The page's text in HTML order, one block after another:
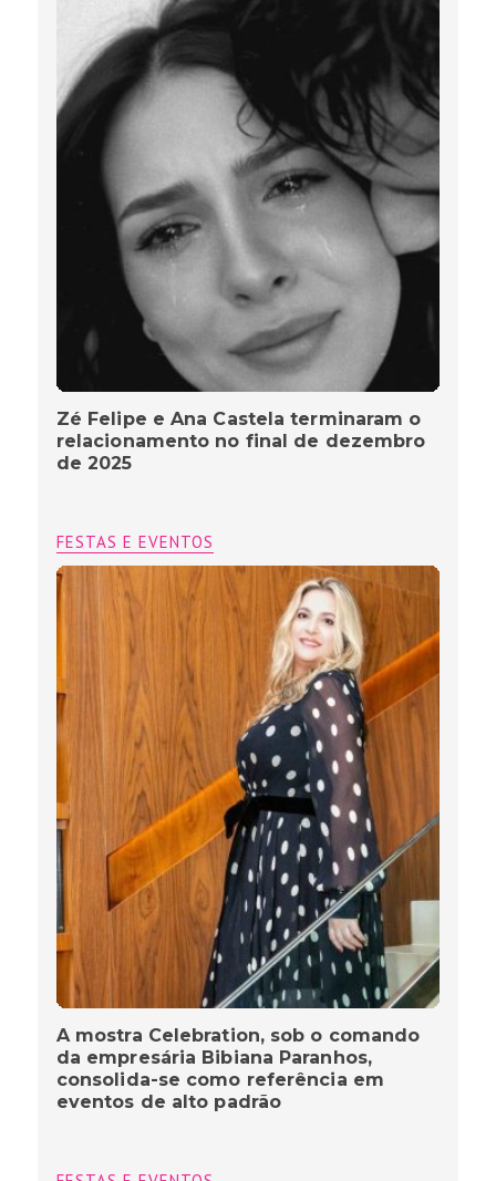
Zé Felipe e Ana Castela terminaram o
relacionamento no final de dezembro
de 2025
FESTAS E EVENTOS
A mostra Celebration, sob o comando
da empresária Bibiana Paranhos,
consolida-se como referência em
eventos de alto padrão